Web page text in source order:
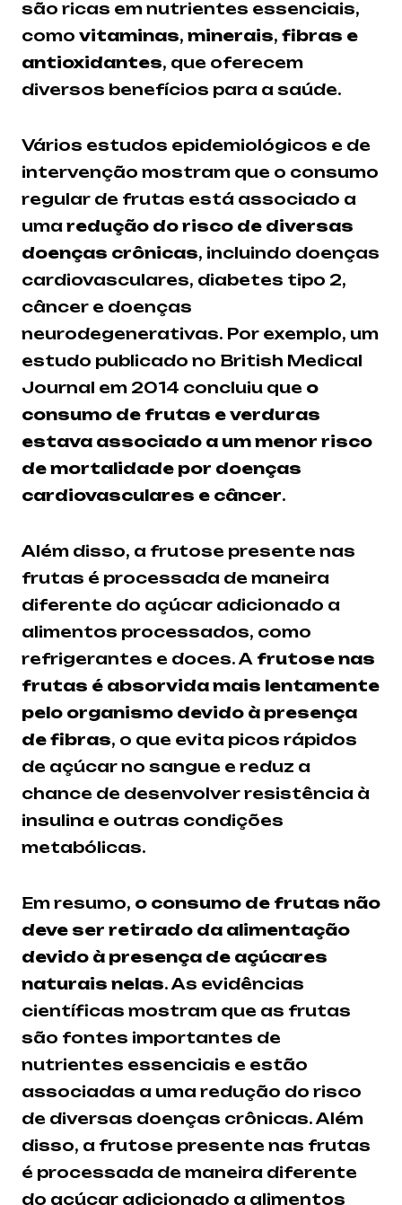
são ricas em nutrientes essenciais,
como vitaminas, minerais, fibras e
antioxidantes, que oferecem
diversos benefícios para a saúde.
Vários estudos epidemiológicos e de
intervenção mostram que o consumo
regular de frutas está associado a
umaredução do risco de diversas
doenças crônicas, incluindo doenças
cardiovasculares, diabetes tipo 2,
câncer e doenças
neurodegenerativas. Por exemplo, um
estudo publicado no British Medical
Journal em 2014 concluiu que o
consumo de frutas e verduras
estava associado a um menor risco
de mortalidade por doenças
cardiovasculares e câncer.
Além disso, a frutose presente nas
frutas é processada de maneira
diferente do açúcar adicionado a
alimentos processados, como
refrigerantes e doces. A frutose nas
frutas é absorvida mais lentamente
pelo organismo devido à presença
de fibras, o que evita picos rápidos
de açúcar no sangue e reduz a
chance de desenvolver resistência à
insulina e outras condições
metabólicas.
Em resumo, o consumo de frutas não
deve ser retirado da alimentação
devido à presença de açúcares
naturais nelas. As evidências
científicas mostram que as frutas
são fontes importantes de
nutrientes essenciais e estão
associadas a uma redução do risco
de diversas doenças crônicas. Além
disso, a frutose presente nas frutas
é processada de maneira diferente
do açúcar adicionado a alimentos